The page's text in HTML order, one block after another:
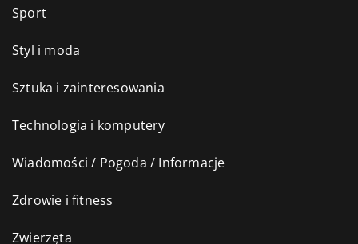
Sport
Styl i moda
Sztuka i zainteresowania
Technologia i komputery
Wiadomości / Pogoda / Informacje
Zdrowie i fitness
Zwierzęta